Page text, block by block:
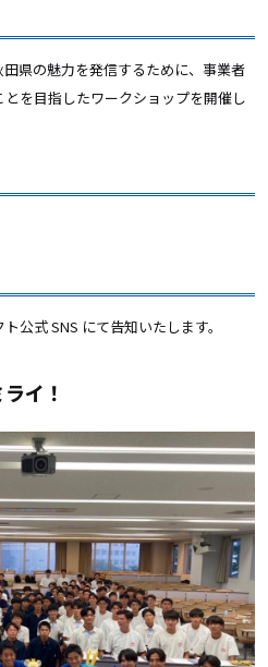
県の魅力を発信するために、事業者
を目指したワークショップを開催し
公式 SNS にて告知いたします。
イ！